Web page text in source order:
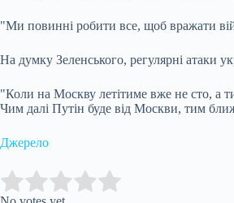
"Ми повинні робити все, щоб вражати
На думку Зеленського, регулярні атаки
"Коли на Москву летітиме вже не сто, а
Чим далі Путін буде від Москви, тим
Джерело
Rate this item: